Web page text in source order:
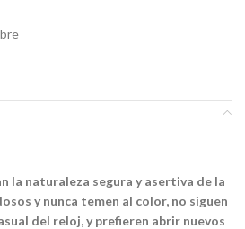
la naturaleza segura y asertiva de la
y nunca temen al color, no siguen
del reloj, y prefieren abrir nuevos